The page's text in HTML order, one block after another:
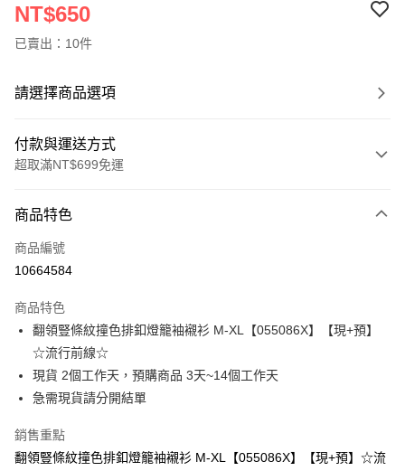
NT$650
已賣出：10件
請選擇商品選項
付款與運送方式
超取滿NT$699免運
信用卡一次付款
超商取貨付款
Apple Pay
街口支付
悠遊付
Google Pay
全支付
商品特色
商品編號
10664584
商品特色
翻領豎條紋撞色排釦燈籠袖襯衫 M-XL【055086X】【現+預】
☆流行前線☆
現貨 2個工作天，預購商品 3天~14個工作天
急需現貨請分開結單
銷售重點
翻領豎條紋撞色排釦燈籠袖襯衫 M-XL【055086X】【現+預】☆流